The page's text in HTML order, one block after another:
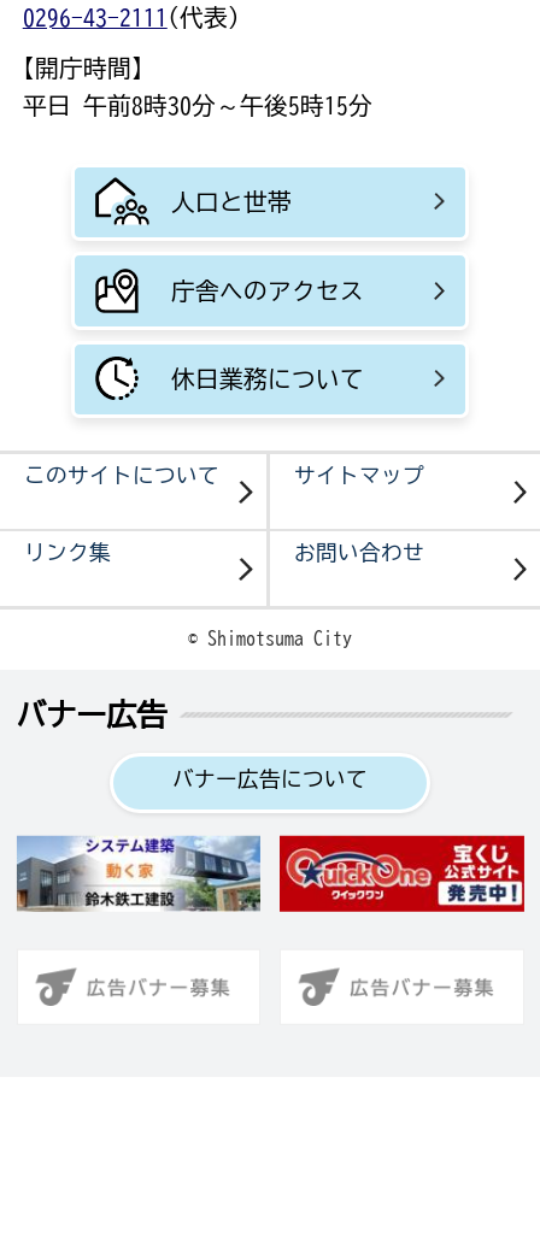
0296-43-2111 (代表)
【開庁時間】
平日 午前8時30分～午後5時15分
人口と世帯
庁舎へのアクセス
休日業務について
このサイトについて サイトマップ
リンク集 お問い合わせ
© Shimotsuma City
バナー広告
バナー広告について